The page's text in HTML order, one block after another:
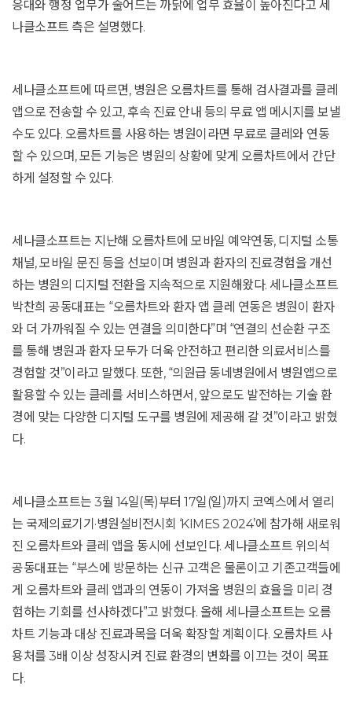
응대와 행정 업무가 줄어드는 까닭에 업무 효율이 높아진다고 세
나클소프트 측은 설명했다.
세나클소프트에 따르면, 병원은 오름차트를 통해 검사결과를 클레
앱으로 전송할 수 있고, 후속 진료 안내 등의 무료 앱 메시지를 보낼
수도 있다. 오름차트를 사용하는 병원이라면 무료로 클레와 연동
할 수 있으며, 모든 기능은 병원의 상황에 맞게 오름차트에서 간단
하게 설정할 수 있다.
세나클소프트는 지난해 오름차트에 모바일 예약연동, 디지털 소통
채널, 모바일 문진 등을 선보이며 병원과 환자의 진료경험을 개선
하는 병원의 디지털 전환을 지속적으로 지원해왔다. 세나클소프트
박찬희 공동대표는 “오름차트와 환자 앱 클레 연동은 병원이 환자
와 더 가까워질 수 있는 연결을 의미한다”며 “연결의 선순환 구조
를 통해 병원과 환자 모두가 더욱 안전하고 편리한 의료서비스를
경험할 것”이라고 말했다. 또한, “의원급 동네병원에서 병원앱으로
활용할 수 있는 클레를 서비스하면서, 앞으로도 발전하는 기술 환
경에 맞는 다양한 디지털 도구를 병원에 제공해 갈 것”이라고 밝혔
다.
세나클소프트는 3월 14일(목)부터 17일(일)까지 코엑스에서 열리
는 국제의료기기·병원설비전시회 ‘KIMES 2024’에 참가해 새로워
진 오름차트와 클레 앱을 동시에 선보인다. 세나클소프트 위의석
공동대표는 “부스에 방문하는 신규 고객은 물론이고 기존고객들에
게 오름차트와 클레 앱과의 연동이 가져올 병원의 효율을 미리 경
험하는 기회를 선사하겠다”고 밝혔다. 올해 세나클소프트는 오름
차트 기능과 대상 진료과목을 더욱 확장할 계획이다. 오름차트 사
용처를 3배 이상 성장시켜 진료 환경의 변화를 이끄는 것이 목표
다.